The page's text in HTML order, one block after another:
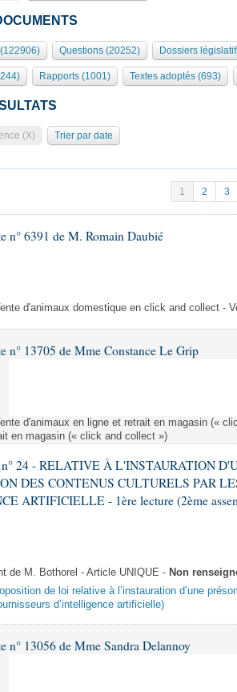
Questions (20252) Dossiers
Rapports (1001) Textes adoptés (693)
(X) Trier par date
1 2 3
n° 6391 de M. Romain Daubié
d'animaux domestique en click and collect -
n° 13705 de Mme Constance Le Grip
d'animaux en ligne et retrait en magasin («
en magasin (« click and collect »)
n° 24 - RELATIVE À L'INSTAURATION
DES CONTENUS CULTURELS PAR
ARTIFICIELLE - 1ère lecture (2ème
de M. Bothorel - Article UNIQUE - Non
de loi relative à l’instauration d’une
d’intelligence artificielle)
n° 13056 de Mme Sandra Delannoy